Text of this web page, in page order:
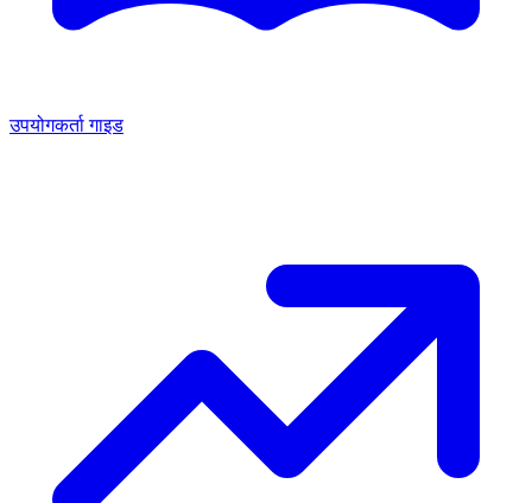
उपयोगकर्ता गाइड